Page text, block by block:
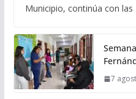
Municipio, continúa con las
7